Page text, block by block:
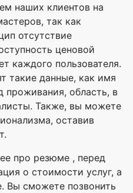
наших клиентов на
так как
отсутствие
ценовой
каждого пользователя.
такие данные, как имя
проживания, область, в
Также, вы можете
оставив
про резюме , перед
о стоимости услуг, а
Вы сможете позвонить